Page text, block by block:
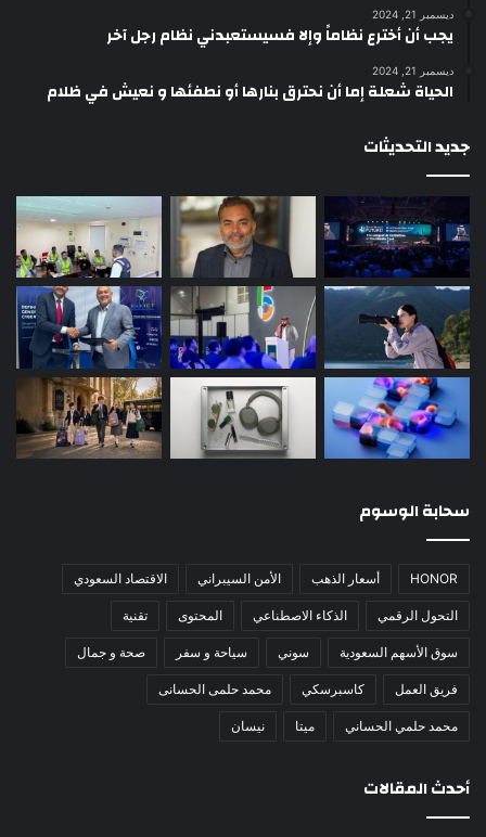
ديسمبر 21, 2024
يجب أن أخترع نظاماً وإلا فسيستعبدني نظام رجل آخر
ديسمبر 21, 2024
الحياة شعلة إما أن نحترق بنارها أو نطفئها و نعيش في ظلام
جديد التحديثات
سحابة الوسوم
HONOR أسعار الذهب الأمن السيبراني الاقتصاد السعودي
التحول الرقمي الذكاء الاصطناعي المحتوى تقنية
سوق الأسهم السعودية سوني سياحة و سفر صحة و جمال
فريق العمل كاسبرسكي محمد حلمى الحسانى
محمد حلمي الحساني ميتا نيسان
أحدث المقالات